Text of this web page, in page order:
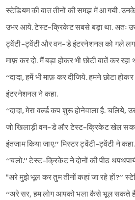
स्टेडियम की बात तीनों की समझ में आ गयी.
उभर आये. टेस्ट-क्रिकेट सबसे बड़ा था. अतः
ट्वेंटी-ट्वेंटी और वन-डे इंटरनेशनल को गले
माफ़ कर दो. मैं बड़ा होकर भी छोटी बातें कर रहा
‘‘दादा, हमें भी माफ़ कर दीजिये. हमने छोटा
इंटरनेशनल ने कहा.
‘‘दादा, मेरा वर्ल्ड कप शुरू होनेवाला है.
जो खिलाड़ी वन-डे और टेस्ट-क्रिकेट खेल
इंतजाम किया जाए.’’ मिस्टर ट्वेंटी-ट्वेंटी ने कहा.
‘‘चलो.’’ टेस्ट-क्रिकेट ने दोनों की पीठ
"अरे मुझे भूल कर तुम तीनों कहां जा रहे हों?’’
‘‘अरे सर, हम लोग आपको भला कैसे भूल सकते